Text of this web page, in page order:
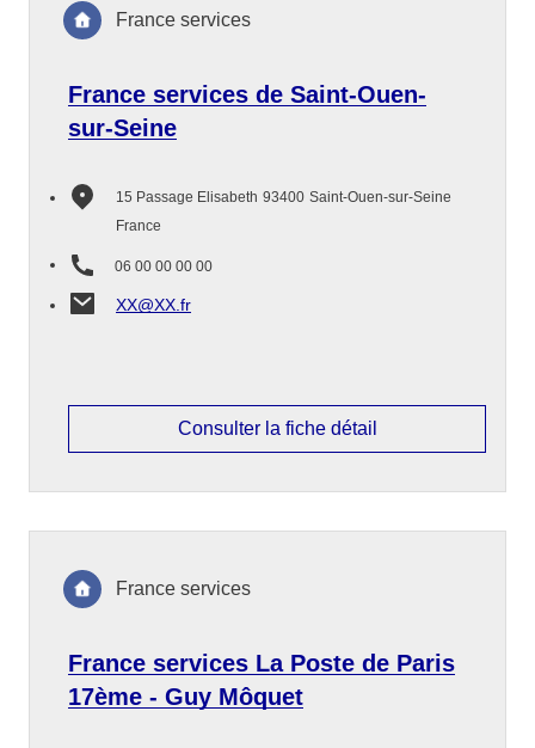
France services de Saint-Ouen-
sur-Seine
15 Passage Elisabeth 93400 Saint-Ouen-sur-Seine
France
06 00 00 00 00
XX@XX.fr
France services
Consulter la fiche détail
France services La Poste de Paris
17ème - Guy Môquet
France services